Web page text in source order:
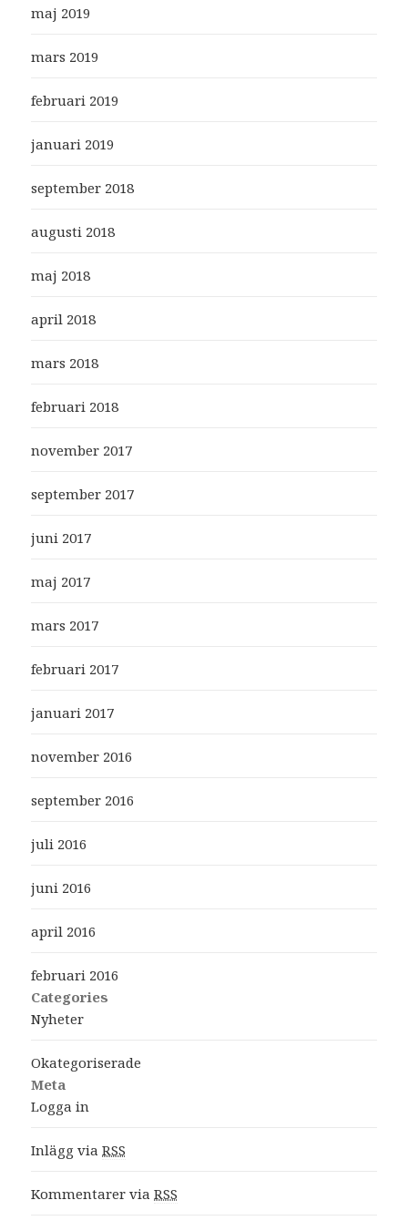
maj 2019
mars 2019
februari 2019
januari 2019
september 2018
augusti 2018
maj 2018
april 2018
mars 2018
februari 2018
november 2017
september 2017
juni 2017
maj 2017
mars 2017
februari 2017
januari 2017
november 2016
september 2016
juli 2016
juni 2016
april 2016
februari 2016
Categories
Nyheter
Okategoriserade
Meta
Logga in
Inlägg viaRSS
Kommentarer viaRSS